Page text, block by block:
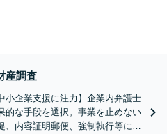
産調査
小企業支援に注力】企業内弁護士
的な手段を選択。事業を止めない
、内容証明郵便、強制執行等に精